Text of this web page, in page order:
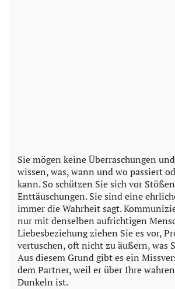
Sie mögen keine Überraschungen
wissen, was, wann und wo passiert
kann. So schützen Sie sich vor
Enttäuschungen. Sie sind eine
immer die Wahrheit sagt.
nur mit denselben aufrichtigen
Liebesbeziehung ziehen Sie es vor,
vertuschen, oft nicht zu äußern, was
Aus diesem Grund gibt es ein
dem Partner, weil er über Ihre
Dunkeln ist.